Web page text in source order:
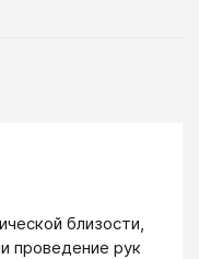
близости,
проведение рук